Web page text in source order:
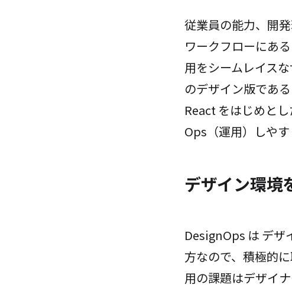
従業員の能力、開
ワークフローにあ
用をシームレイス
のデザイン版である
React をはじめと
Ops（運用）しやす
デザイン環境
DesignOps は デザ
方なので、積極的
用の課題はデザイ